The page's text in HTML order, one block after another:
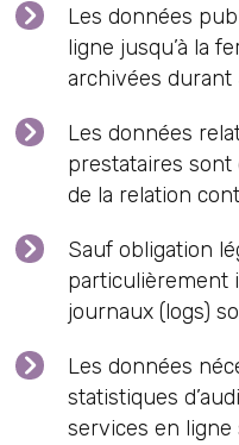
Les données
ligne jusqu’à la
archivées durant
Les données
prestataires
de la relation
Sauf obligation
particulièrement
journaux (logs)
Les données
statistiques
services en